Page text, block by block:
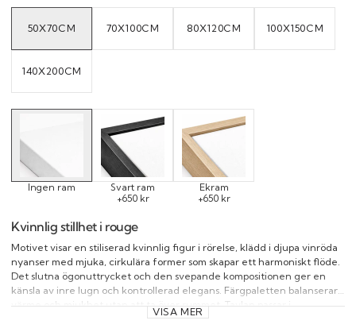
50X70CM
VARIANT
OUT
UNAVAILABLE
70X100CM
VARIANT
OUT
80X120CM
VARIANT
OUT
100X150CM
VARIANT
OUT
140X200CM
VARIANT
OUT
UNAVAILABLE
Ingen ram
Svart ram
+650 kr
Ekram
+650 kr
Kvinnlig stillhet i rouge
Motivet visar en stiliserad kvinnlig figur i rörelse, klädd i djupa vinröda
nyanser med mjuka, cirkulära former som skapar ett harmoniskt flöde.
Det slutna ögonuttrycket och den svepande kompositionen ger en
känsla av inre lugn och kontrollerad elegans. Färgpaletten balanserar
värme och mjukhet utan att ta över rummet. Tavlan passar i
vardagsrum, sovrum eller kreativa miljöer där du vill skapa en
VISA MER